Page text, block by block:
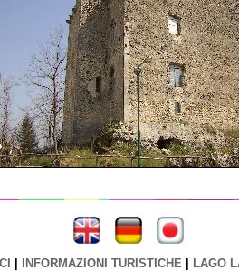
---- ----
| INFORMAZIONI TURISTICHE | LAGO